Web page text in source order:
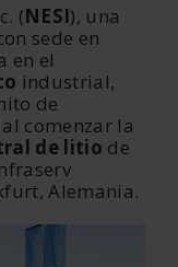
(NESI), una
sede en
en el
industrial,
de
comenzar la
de litio de
Alemania.